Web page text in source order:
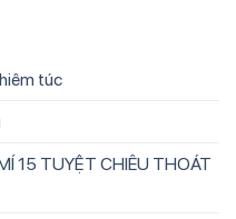
túc
15 TUYỆT CHIÊU THOÁT